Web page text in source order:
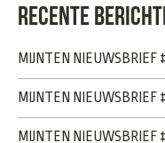
RECENTE
MIJNTEN NIEUWSBRIEF
MIJNTEN NIEUWSBRIEF
MIJNTEN NIEUWSBRIEF